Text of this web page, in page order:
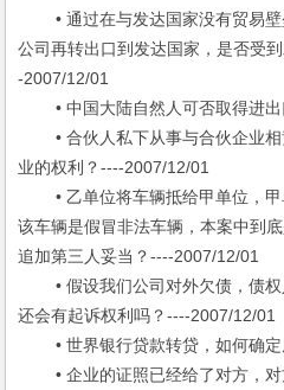
• 通过在与发达国家没有贸易壁
公司再转出口到发达国家，是否受
-2007/12/01
• 中国大陆自然人可否取得进出
• 合伙人私下从事与合伙企业相
业的权利？----2007/12/01
• 乙单位将车辆抵给甲单位，甲
该车辆是假冒非法车辆，本案中到
追加第三人妥当？----2007/12/01
• 假设我们公司对外欠债，债权
还会有起诉权利吗？----2007/12/01
• 世界银行贷款转贷，如何确定
• 企业的证照已经给了对方，对